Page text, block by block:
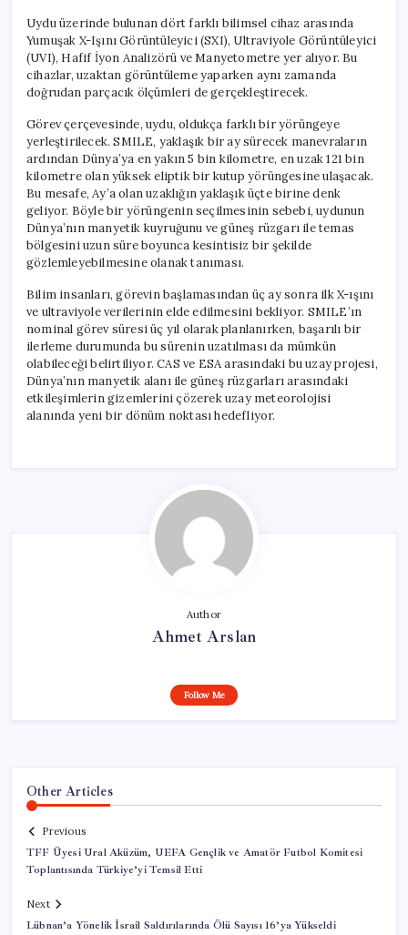
Uydu üzerinde bulunan dört farklı bilimsel cihaz arasında
Yumuşak X-Işını Görüntüleyici (SXI), Ultraviyole Görüntüleyici
(UVI), Hafif İyon Analizörü ve Manyetometre yer alıyor. Bu
cihazlar, uzaktan görüntüleme yaparken aynı zamanda
doğrudan parçacık ölçümleri de gerçekleştirecek.
Görev çerçevesinde, uydu, oldukça farklı bir yörüngeye
yerleştirilecek. SMILE, yaklaşık bir ay sürecek manevraların
ardından Dünya’ya en yakın 5 bin kilometre, en uzak 121 bin
kilometre olan yüksek eliptik bir kutup yörüngesine ulaşacak.
Bu mesafe, Ay’a olan uzaklığın yaklaşık üçte birine denk
geliyor. Böyle bir yörüngenin seçilmesinin sebebi, uydunun
Dünya’nın manyetik kuyruğunu ve güneş rüzgarı ile temas
bölgesini uzun süre boyunca kesintisiz bir şekilde
gözlemleyebilmesine olanak tanıması.
Bilim insanları, görevin başlamasından üç ay sonra ilk X-ışını
ve ultraviyole verilerinin elde edilmesini bekliyor. SMILE’ın
nominal görev süresi üç yıl olarak planlanırken, başarılı bir
ilerleme durumunda bu sürenin uzatılması da mümkün
olabileceği belirtiliyor. CAS ve ESA arasındaki bu uzay projesi,
Dünya’nın manyetik alanı ile güneş rüzgarları arasındaki
etkileşimlerin gizemlerini çözerek uzay meteorolojisi
alanında yeni bir dönüm noktası hedefliyor.
Author
Ahmet Arslan
Follow Me
Other Articles
Previous
TFF Üyesi Ural Aküzüm, UEFA Gençlik ve Amatör Futbol Komitesi
Toplantısında Türkiye’yi Temsil Etti
Next
Lübnan’a Yönelik İsrail Saldırılarında Ölü Sayısı 16’ya Yükseldi